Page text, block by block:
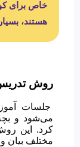
خاص برای
هستند،
روش
جلسات
می‌شود و
کرد. این
مختلف بیان